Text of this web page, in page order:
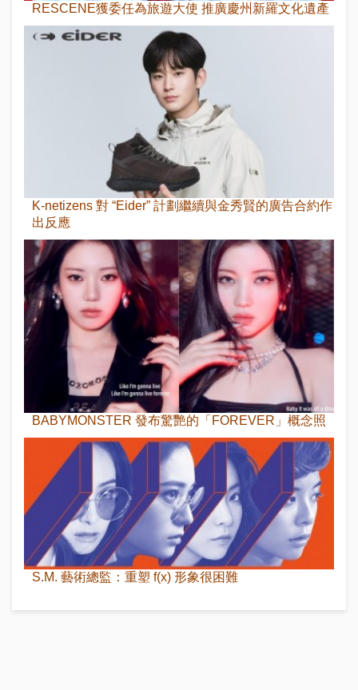
RESCENE獲委任為旅遊大使 推廣慶州新羅文化遺產
K-netizens 對 “Eider” 計劃繼續與金秀賢的廣告合約作
出反應
BABYMONSTER 發布驚艷的「FOREVER」概念照
S.M. 藝術總監：重塑 f(x) 形象很困難